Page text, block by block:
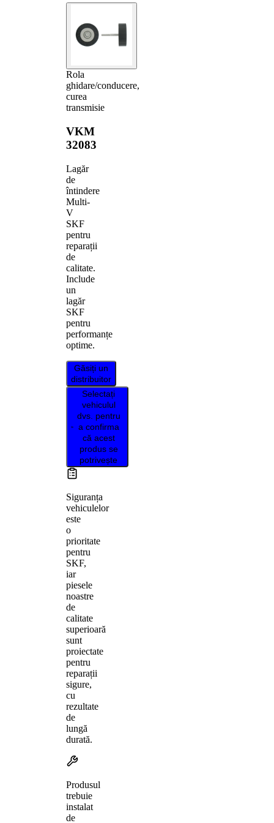
Rola
ghidare/conducere,
curea
transmisie
VKM
32083
Lagăr
de
întindere
Multi-
V
SKF
pentru
reparații
de
calitate.
Include
un
lagăr
SKF
pentru
performanțe
optime.
Găsiți un
distribuitor
Selectați
vehiculul
dvs. pentru
a confirma
că acest
produs se
potrivește
Siguranța
vehiculelor
este
o
prioritate
pentru
SKF,
iar
piesele
noastre
de
calitate
superioară
sunt
proiectate
pentru
reparații
sigure,
cu
rezultate
de
lungă
durată.
Produsul
trebuie
instalat
de